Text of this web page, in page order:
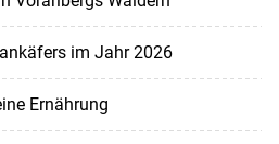
im Jahr 2026
Ernährung